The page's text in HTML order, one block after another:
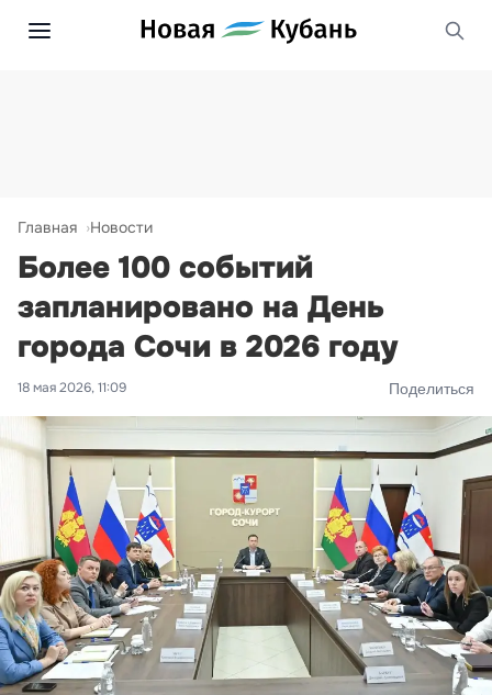
Главная Новости
Более 100 событий
запланировано на День
города Сочи в 2026 году
18 мая 2026, 11:09 Поделиться